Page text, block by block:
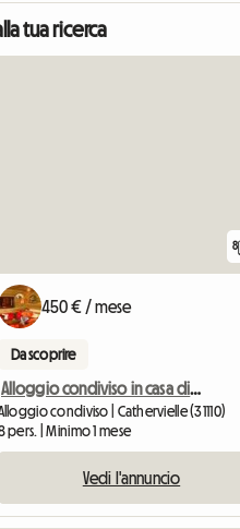
tua ricerca
8
450 € / mese
Da scoprire
Alloggio condiviso in casa di montagna
condiviso | Cathervielle (31110)
pers. | Minimo 1 mese
Vedi l'annuncio